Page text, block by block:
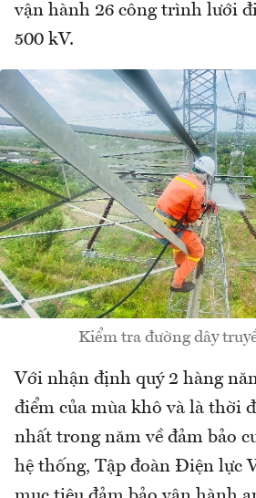
vận hành 26 công trình lưới
500 kV.
Kiểm tra đường dây
Với nhận định quý 2 hàng
điểm của mùa khô và là thời
nhất trong năm về đảm bảo
hệ thống, Tập đoàn Điện lực